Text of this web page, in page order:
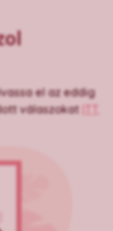
el az eddig
válaszokat